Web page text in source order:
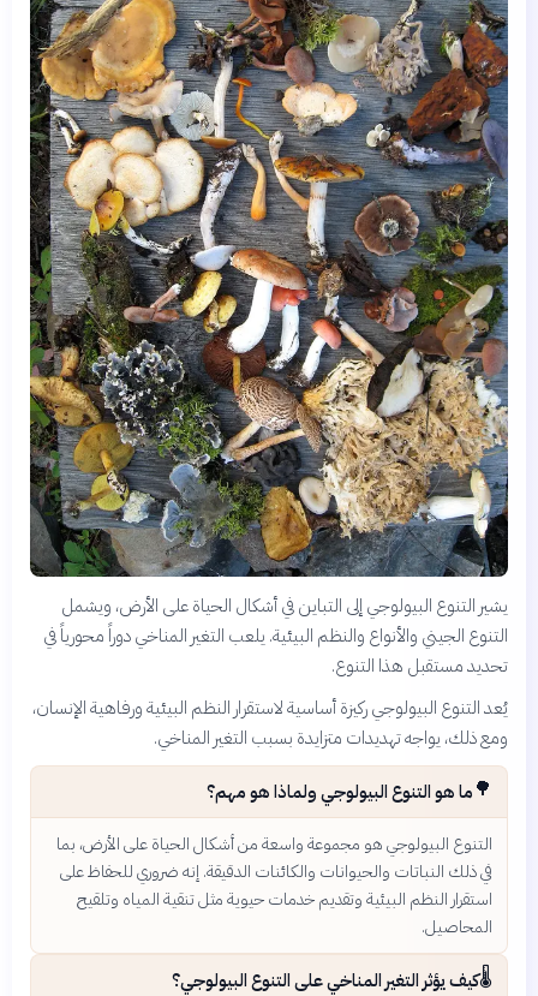
يشير التنوع البيولوجي إلى التباين في أشكال الحياة على الأرض، ويشمل
التنوع الجيني والأنواع والنظم البيئية. يلعب التغير المناخي دوراً محورياً في
تحديد مستقبل هذا التنوع.
يُعد التنوع البيولوجي ركيزة أساسية لاستقرار النظم البيئية ورفاهية الإنسان،
ومع ذلك، يواجه تهديدات متزايدة بسبب التغير المناخي.
🌳ما هو التنوع البيولوجي ولماذا هو مهم؟
التنوع البيولوجي هو مجموعة واسعة من أشكال الحياة على الأرض، بما
في ذلك النباتات والحيوانات والكائنات الدقيقة. إنه ضروري للحفاظ على
استقرار النظم البيئية وتقديم خدمات حيوية مثل تنقية المياه وتلقيح
المحاصيل.
🌡️كيف يؤثر التغير المناخي على التنوع البيولوجي؟